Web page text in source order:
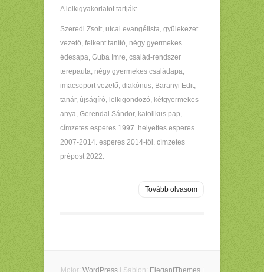
A lelkigyakorlatot tartják:
Szeredi Zsolt, utcai evangélista, gyülekezet
vezető, felkent tanító, négy gyermekes
édesapa, Guba Imre, család-rendszer
terepauta, négy gyermekes családapa,
imacsoport vezető, diakónus, Baranyi Edit,
tanár, újságíró, lelkigondozó, kétgyermekes
anya, Gerendai Sándor, katolikus pap,
címzetes esperes 1997. helyettes esperes
2007-2014. esperes 2014-től. címzetes
prépost 2022.
Tovább olvasom
Motor: WordPress| Sablon: ElegantThemes|